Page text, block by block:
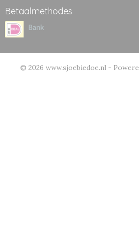
Betaalmethodes
© 2026 www.sjoebiedoe.nl -